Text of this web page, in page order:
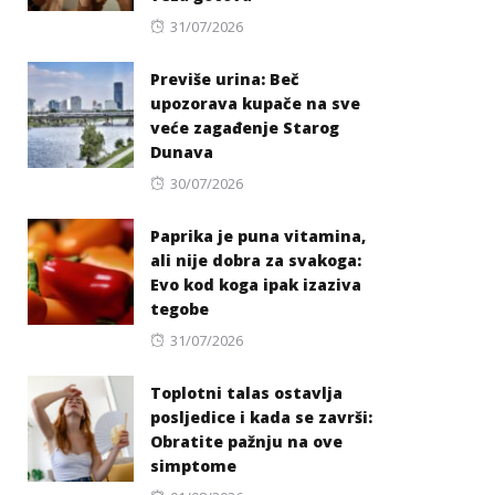
Posted
31/07/2026
Previše urina: Beč
upozorava kupače na sve
veće zagađenje Starog
Dunava
Posted
30/07/2026
Paprika je puna vitamina,
ali nije dobra za svakoga:
Evo kod koga ipak izaziva
tegobe
Posted
31/07/2026
Toplotni talas ostavlja
posljedice i kada se završi:
Obratite pažnju na ove
simptome